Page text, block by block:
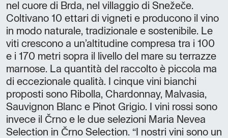
nel cuore di Brda, nel villaggio di Snežeče.
Coltivano 10 ettari di vigneti e producono il vino
in modo naturale, tradizionale e sostenibile. Le
viti crescono a un’altitudine compresa tra i 100
e i 170 metri sopra il livello del mare su terrazze
marnose. La quantità del raccolto è piccola ma
di eccezionale qualità. I cinque vini bianchi
proposti sono Ribolla, Chardonnay, Malvasia,
Sauvignon Blanc e Pinot Grigio. I vini rossi sono
invece il Črno e le due selezioni Maria Nevea
Selection in Črno Selection. “I nostri vini sono un